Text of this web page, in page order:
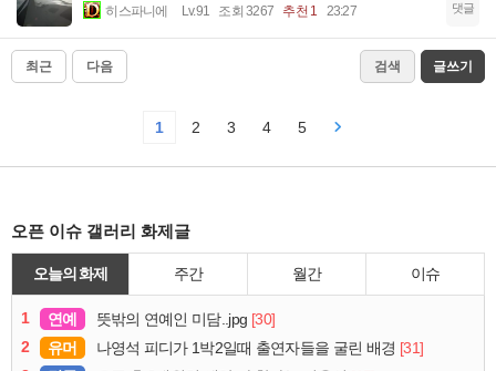
히스파니에 Lv.91 조회 3267 추천 1 23:27 댓글
최근 다음 검색 글쓰기
1 2 3 4 5
오픈 이슈 갤러리 화제글
오늘의 화제 주간 월간 이슈
1 연예 뜻밖의 연예인 미담..jpg [30]
2
유머 나영석 피디가 1박2일때 출연자들을 굴린 배경 [31]